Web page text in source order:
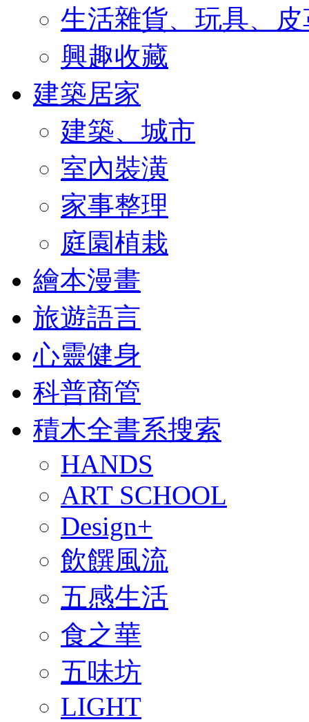
生活雜貨、玩具、皮
興趣收藏
建築居家
建築、城市
室內裝潢
家事整理
庭園植栽
繪本漫畫
旅遊語言
心靈健身
科普商管
積木全書系搜索
HANDS
ART SCHOOL
Design+
飲饌風流
五感生活
食之華
五味坊
LIGHT